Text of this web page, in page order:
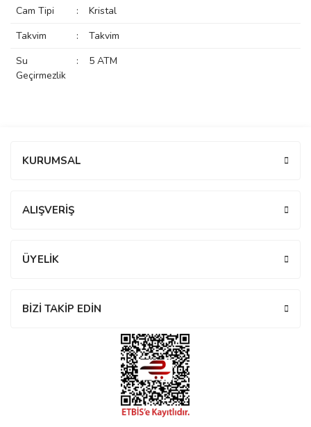
Cam Tipi
:
Kristal
Takvim
:
Takvim
Su
Geçirmezlik
: 5 ATM
KURUMSAL
ALIŞVERİŞ
ÜYELİK
BİZİ TAKİP EDİN